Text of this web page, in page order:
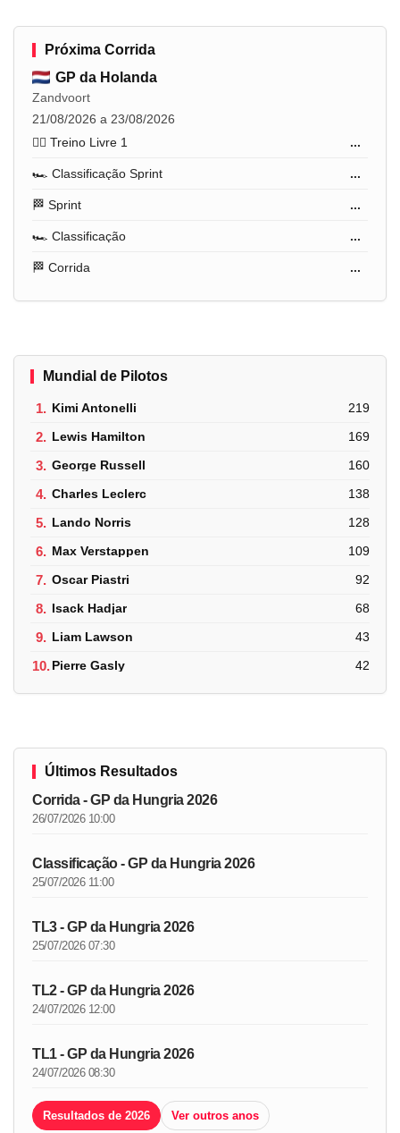
Próxima Corrida
GP da Holanda
Zandvoort
21/08/2026 a 23/08/2026
🏋️‍♂️ Treino Livre 1
...
🏎️ Classificação Sprint ...
🏁 Sprint ...
🏎️ Classificação ...
🏁 Corrida ...
Mundial de Pilotos
1. Kimi Antonelli 219
2. Lewis Hamilton 169
3. George Russell 160
4. Charles Leclerc 138
5. Lando Norris 128
6. Max Verstappen 109
7. Oscar Piastri 92
8. Isack Hadjar 68
9. Liam Lawson 43
10.Pierre Gasly 42
Últimos Resultados
Corrida - GP da Hungria 2026
26/07/2026 10:00
Classificação - GP da Hungria 2026
25/07/2026 11:00
TL3 - GP da Hungria 2026
25/07/2026 07:30
TL2 - GP da Hungria 2026
24/07/2026 12:00
TL1 - GP da Hungria 2026
24/07/2026 08:30
Resultados de 2026 Ver outros anos